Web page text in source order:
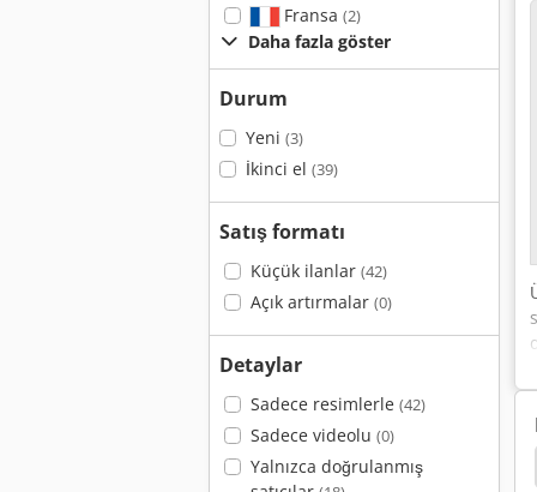
Fransa (2)
Daha fazla göster
Durum
Yeni (3)
İkinci el (39)
Satış formatı
Küçük ilanlar (42)
Açık artırmalar (0)
Detaylar
Sadece resimlerle (42)
Sadece videolu (0)
Yalnızca doğrulanmış